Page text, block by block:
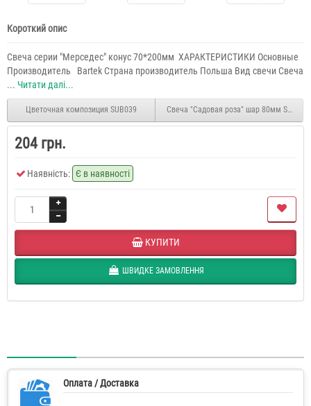
Короткий опис
Свеча серии "Мерседес" конус 70*200мм ​ ХАРАКТЕРИСТИКИ Основные
Производитель Bartek Страна производитель Польша Вид свечи Свеча
... Читати далі...
Цветочная композиция SUB039 Свеча "Садовая роза" шар 80мм SW336
204 грн.
Наявність: Є в наявності
КУПИТИ
ШВИДКЕ ЗАМОВЛЕННЯ
Оплата / Доставка